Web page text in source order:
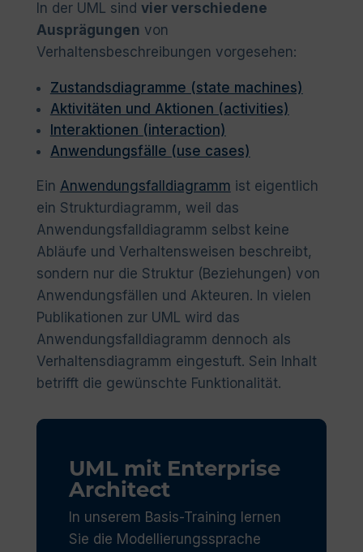
In der UML sind vier verschiedene
Ausprägungen von
Verhaltensbeschreibungen vorgesehen:
Zustandsdiagramme (state machines)
Aktivitäten und Aktionen (activities)
Interaktionen (interaction)
Anwendungsfälle (use cases)
Ein Anwendungsfalldiagramm ist eigentlich
ein Strukturdiagramm, weil das
Anwendungsfalldiagramm selbst keine
Abläufe und Verhaltensweisen beschreibt,
sondern nur die Struktur (Beziehungen) von
Anwendungsfällen und Akteuren. In vielen
Publikationen zur UML wird das
Anwendungsfalldiagramm dennoch als
Verhaltensdiagramm eingestuft. Sein Inhalt
betrifft die gewünschte Funktionalität.
UML mit Enterprise
Architect
In unserem Basis-Training lernen
Sie die Modellierungssprache